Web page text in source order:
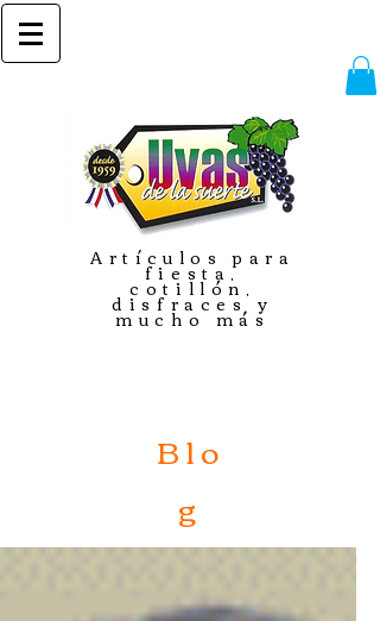
Artículos para
fiesta,
cotillón,
disfraces y
mucho más
Blo
g